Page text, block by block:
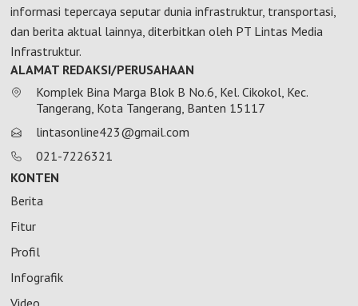
informasi tepercaya seputar dunia infrastruktur, transportasi,
dan berita aktual lainnya, diterbitkan oleh PT Lintas Media
Infrastruktur.
ALAMAT REDAKSI/PERUSAHAAN
Komplek Bina Marga Blok B No.6, Kel. Cikokol, Kec.
Tangerang, Kota Tangerang, Banten 15117
lintasonline423@gmail.com
021-7226321
KONTEN
Berita
Fitur
Profil
Infografik
Video